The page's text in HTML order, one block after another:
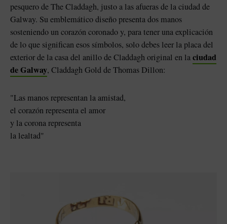
pesquero de The Claddagh, justo a las afueras de la ciudad de
Galway. Su emblemático diseño presenta dos manos
sosteniendo un corazón coronado y, para tener una explicación
de lo que significan esos símbolos, solo debes leer la placa del
exterior de la casa del anillo de Claddagh original en laciudad
de Galway, Claddagh Gold de Thomas Dillon:
"Las manos representan la amistad,
el corazón representa el amor
y la corona representa
la lealtad"